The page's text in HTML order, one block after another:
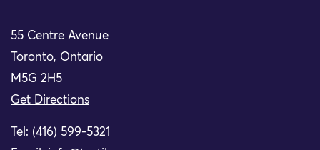
55 Centre Avenue
Toronto, Ontario
M5G 2H5
Get Directions
Tel: (416) 599-5321